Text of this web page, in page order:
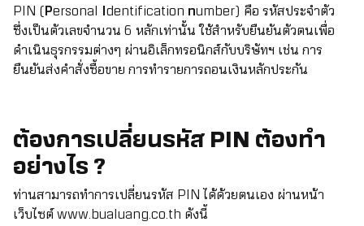
PIN (Personal Identification number) คือ รหัสประจำตัว
ซึ่งเป็นตัวเลขจำนวน 6 หลักเท่านั้น ใช้สำหรับยืนยันตัวตนเพื่อ
ดำเนินธุรกรรมต่างๆ ผ่านอิเล็กทรอนิกส์กับบริษัทฯ เช่น การ
ยืนยันส่งคำสั่งซื้อขาย การทำรายการถอนเงินหลักประกัน
ต้องการเปลี่ยนรหัส PIN ต้องทำ
อย่างไร ?
ท่านสามารถทำการเปลี่ยนรหัส PIN ได้ด้วยตนเอง ผ่านหน้า
เว็บไซต์www.bualuang.co.th ดังนี้